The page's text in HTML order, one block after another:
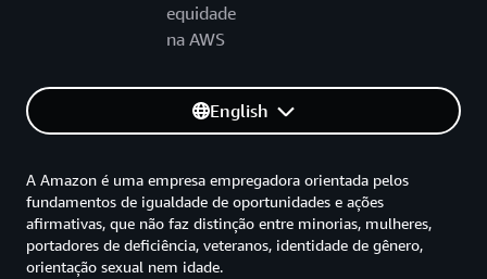
equidade
na AWS
English
A Amazon é uma empresa empregadora orientada pelos
fundamentos de igualdade de oportunidades e ações
afirmativas, que não faz distinção entre minorias, mulheres,
portadores de deficiência, veteranos, identidade de gênero,
orientação sexual nem idade.